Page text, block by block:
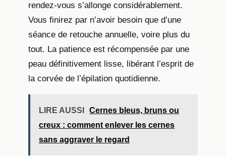
rendez-vous s’allonge considérablement.
Vous finirez par n’avoir besoin que d’une
séance de retouche annuelle, voire plus du
tout. La patience est récompensée par une
peau définitivement lisse, libérant l’esprit de
la corvée de l’épilation quotidienne.
LIRE AUSSI
Cernes bleus, bruns ou
creux : comment enlever les cernes
sans aggraver le regard